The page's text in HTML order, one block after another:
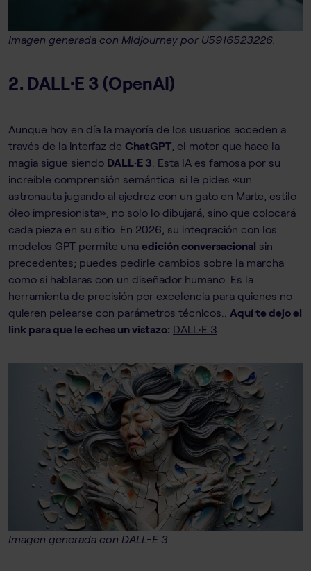
Imagen generada con Midjourney por U5916523226.
2. DALL·E 3 (OpenAI)
Aunque hoy en día la mayoría de los usuarios acceden a
través de la interfaz de ChatGPT , el motor que hace la
magia sigue siendo DALL·E 3 . Esta IA es famosa por su
increíble comprensión semántica: si le pides «un
astronauta jugando al ajedrez con un gato en Marte, estilo
óleo impresionista», no solo lo dibujará, sino que colocará
cada pieza en su sitio. En 2026, su integración con los
modelos GPT permite una edición conversacional sin
precedentes; puedes pedirle cambios sobre la marcha
como si hablaras con un diseñador humano. Es la
herramienta de precisión por excelencia para quienes no
quieren pelearse con parámetros técnicos.. Aquí te dejo el
link para que le eches un vistazo: DALL·E 3
Imagen generada con DALL-E 3